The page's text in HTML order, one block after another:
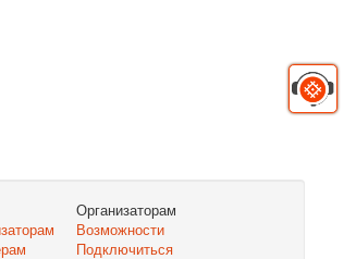
Организаторам
Возможности
Подключиться